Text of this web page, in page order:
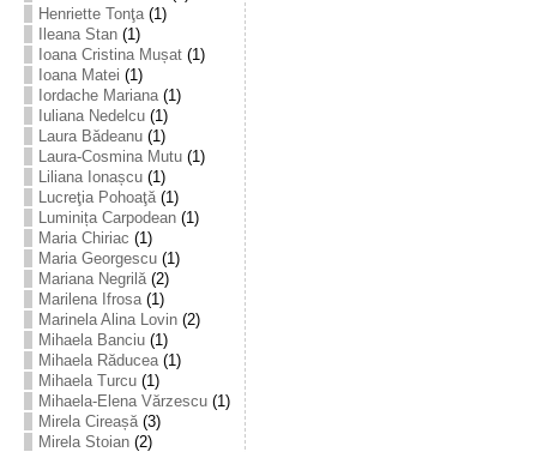
Henriette Tonţa(1)
Ileana Stan(1)
Ioana Cristina Mușat(1)
Ioana Matei (1)
Iordache Mariana(1)
Iuliana Nedelcu(1)
Laura Bădeanu(1)
Laura-Cosmina Mutu(1)
Liliana Ionașcu(1)
Lucreţia Pohoaţă(1)
Luminița Carpodean(1)
Maria Chiriac (1)
Maria Georgescu(1)
Mariana Negrilă(2)
Marilena Ifrosa(1)
Marinela Alina Lovin(2)
Mihaela Banciu(1)
Mihaela Răducea(1)
Mihaela Turcu(1)
Mihaela-Elena Vărzescu(1)
Mirela Cireașă(3)
Mirela Stoian(2)